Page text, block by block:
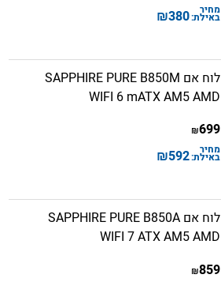
מחיר
באילת:380
₪
לוח אם SAPPHIRE PURE B850M
WIFI 6 mATX AM5 AMD
699
₪
מחיר
באילת:592
₪
לוח אם SAPPHIRE PURE B850A
WIFI 7 ATX AM5 AMD
859
₪